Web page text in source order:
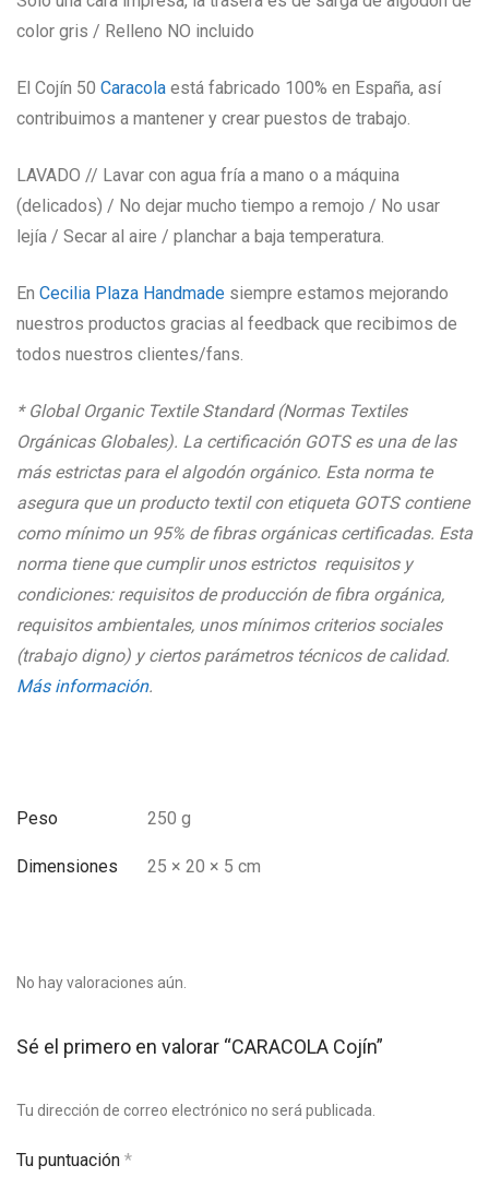
color gris / Relleno NO incluido
El Cojín 50 Caracola está fabricado 100% en España, así
contribuimos a mantener y crear puestos de trabajo.
LAVADO // Lavar con agua fría a mano o a máquina
(delicados) / No dejar mucho tiempo a remojo / No usar
lejía / Secar al aire / planchar a baja temperatura.
En Cecilia Plaza Handmade siempre estamos mejorando
nuestros productos gracias al feedback que recibimos de
todos nuestros clientes/fans.
* Global Organic Textile Standard (Normas Textiles
Orgánicas Globales). La certificación GOTS es una de las
más estrictas para el algodón orgánico. Esta norma te
asegura que un producto textil con etiqueta GOTS contiene
como mínimo un 95% de fibras orgánicas certificadas. Esta
norma tiene que cumplir unos estrictos requisitos y
condiciones: requisitos de producción de fibra orgánica,
requisitos ambientales, unos mínimos criterios sociales
(trabajo digno) y ciertos parámetros técnicos de calidad.
Más información.
Peso 250 g
Dimensiones 25 × 20 × 5 cm
No hay valoraciones aún.
Sé el primero en valorar “CARACOLA Cojín”
Tu dirección de correo electrónico no será publicada.
Tu puntuación *